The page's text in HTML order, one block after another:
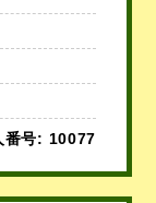
番号: 10077